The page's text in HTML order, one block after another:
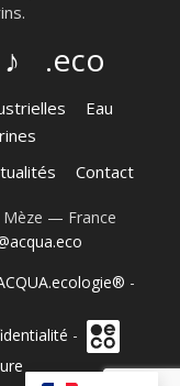
♪ .eco
Eau
Contact
Mèze — France
-
-